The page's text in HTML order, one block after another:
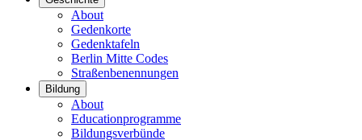
About
Gedenkorte
Gedenktafeln
Berlin Mitte Codes
Straßenbenennungen
Bildung
About
Educationprogramme
Bildungsverbünde